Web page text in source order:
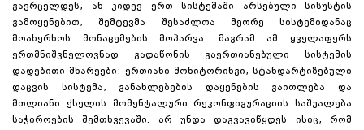
გავრცელდეს, ან კიდევ ერთ სისტემაში არსებული სისუსტის
გამოყენებით, შემტევმა შესაძლოა მეორე სისტემიდანაც
მოახერხოს მონაცემების მოპარვა. მაგრამ ამ ყველაფერს
ერთმნიშვნელოვნად გადაწონის გაერთიანებული სისტემის
დადებითი მხარეები: ერთიანი მონიტორინგი, სტანდარტიზებული
დაცვის სისტემა, განახლებების დაყენების გაიოლება და
მთლიანი ქსელის მომენტალური რეკონფიგურაციის საშუალება
საჭიროების შემთხვევაში. არ უნდა დაგვავიწყდეს ისიც, რომ